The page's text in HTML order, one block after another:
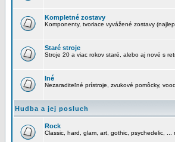
Kompletné zostavy
Komponenty, tvoriace vyvážené zostavy
Staré stroje
Stroje 20 a viac rokov staré, alebo aj nové s
Iné
Nezaraditeľné prístroje, zvukové pomôcky,
Hudba a jej posluch
Rock
Classic, hard, glam, art, gothic, psychedelic, ...